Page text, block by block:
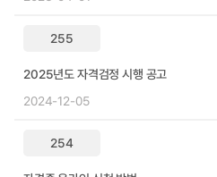
255
2025년도 자격검정 시행 공고
2024-12-05
254